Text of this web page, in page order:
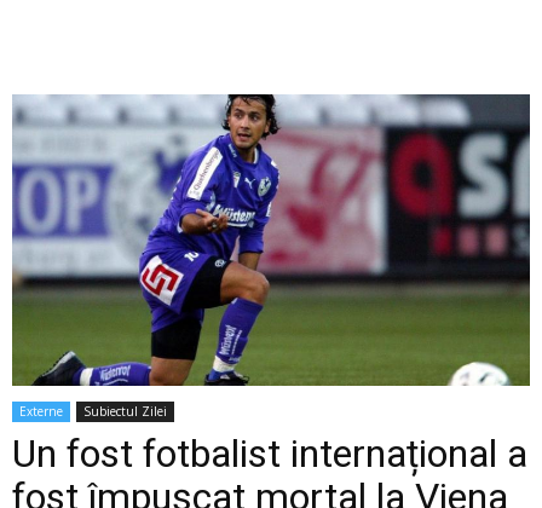
Externe Subiectul Zilei
Un fost fotbalist internațional a
fost împușcat mortal la Viena